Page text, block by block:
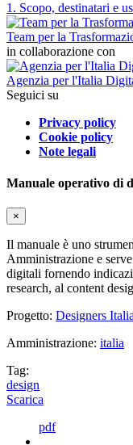
1. Scopo, destinatari e
Team per la
in collaborazione con
Agenzia per l'Italia
Seguici su
Privacy policy
Cookie policy
Note legali
Manuale operativo di
×
Il manuale è uno
Amministrazione e
digitali fornendo
research, al content
Progetto: Designers Italia
Amministrazione: italia
Tag:
design
Scarica
pdf